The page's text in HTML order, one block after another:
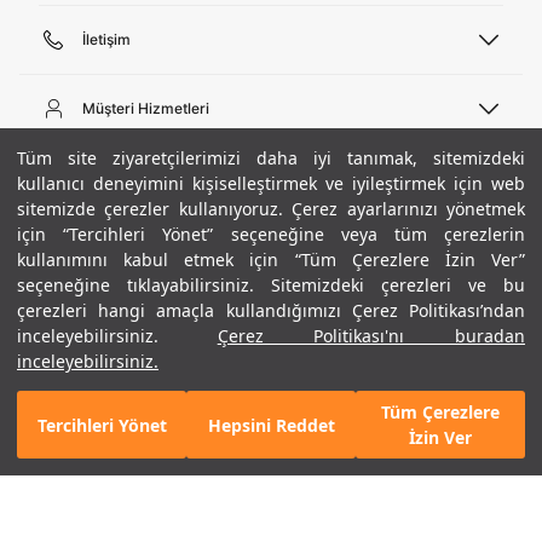
Tüm site ziyaretçilerimizi daha iyi tanımak, sitemizdeki
kullanıcı deneyimini kişiselleştirmek ve iyileştirmek için web
sitemizde çerezler kullanıyoruz. Çerez ayarlarınızı yönetmek
için “Tercihleri Yönet” seçeneğine veya tüm çerezlerin
kullanımını kabul etmek için “Tüm Çerezlere İzin Ver”
seçeneğine tıklayabilirsiniz. Sitemizdeki çerezleri ve bu
çerezleri hangi amaçla kullandığımızı Çerez Politikası’ndan
inceleyebilirsiniz.
Çerez Politikası'nı buradan
inceleyebilirsiniz.
Tercihleri Yönet Hepsini Reddet
Tüm Çerezlere
İzin Ver
+ 4 Renk
5.490 TL
%30
SEPETE EKLE
İletişim
444 02 00
Pazartesi - Cuma 09:00 - 18:00
E-posta
bilgi@underarmour.com
Müşteri Hizmetleri
Sipariş Sorgulama
Bize Ulaşın
Teslimat Bilgileri
İşlem Rehberi
İade ve Değişimler
Sıkça Sorulan Sorular
Beden Rehberi
Site Haritası
Hakkımızda
Ticari Bilgiler
Hükümler ve Koşullar
Gizlilik Politikası
Çerez Politikası
Kariyer
ETBİS
UA Sosyal Medya
Instagram
Facebook
Twitter
Popüler Kategoriler
Erkek Basketbol Ayakkabısı
Çocuk Basketbol Ayakkabısı
Erkek Eşofman
Kadın Tayt